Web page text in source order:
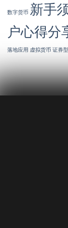
数字货币 新手
户心得分
落地应用 虚拟货币 证券